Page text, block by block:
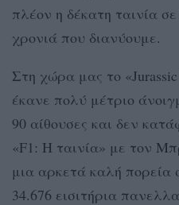
πλέον η δέκατη ταινία
χρονιά που διανύουμε.
Στη χώρα μας το
έκανε πολύ μέτριο
90 αίθουσες και δεν
«F1: Η ταινία» με τον
μια αρκετά καλή πορεία
34.676 εισιτήρια